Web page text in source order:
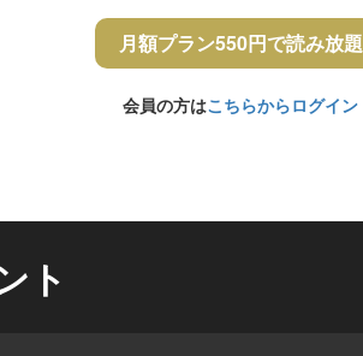
月額プラン550円で読み放題
会員の方はこちらからログイン
ト